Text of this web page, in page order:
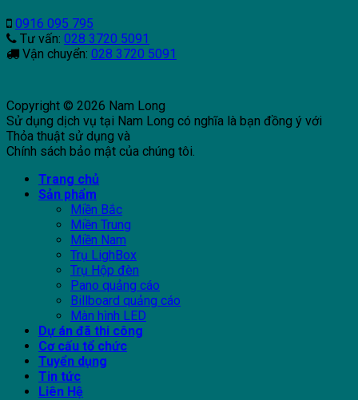
0916 095 795
Tư vấn: 028 3720 5091
Vận chuyển: 028 3720 5091
Copyright © 2026 Nam Long
Sử dụng dịch vụ tại Nam Long có nghĩa là bạn đồng ý với
Thỏa thuật sử dụng và
Chính sách bảo mật của chúng tôi.
Trang chủ
Sản phẩm
Miền Bắc
Miền Trung
Miền Nam
Trụ LighBox
Trụ Hộp đèn
Pano quảng cáo
Billboard quảng cáo
Màn hình LED
Dự án đã thi công
Cơ cấu tổ chức
Tuyển dụng
Tin tức
Liên Hệ